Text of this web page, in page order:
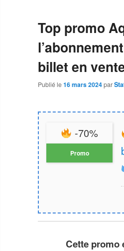
Top promo
billet en
Publié le16 mars 2024par
-70%
Promo
Cette promo